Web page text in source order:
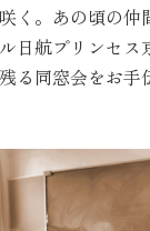
く。あの頃の仲
日航プリンセス
る同窓会をお手